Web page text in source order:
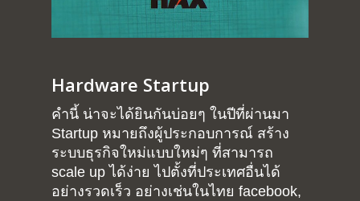
Hardware Startup
คำนี้ น่าจะได้ยินกันบ่อยๆ ในปีที่ผ่านมา
Startup หมายถึงผู้ประกอบการณ์ สร้าง
ระบบธุรกิจใหม่แบบใหม่ๆ ที่สามารถ
scale up ได้ง่าย ไปตั้งที่ประเทศอื่นได้
อย่างรวดเร็ว อย่างเช่นในไทย facebook,